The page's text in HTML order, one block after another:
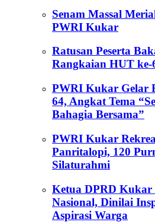
Senam Massal
PWRI Kukar
Ratusan Peserta
Rangkaian HUT
PWRI Kukar Gelar
64, Angkat Tema
Bahagia Bersama”
PWRI Kukar
Panritalopi, 120
Silaturahmi
Ketua DPRD Kukar
Nasional, Dinilai
Aspirasi Warga